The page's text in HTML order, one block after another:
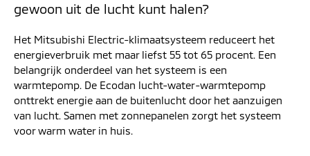
gewoon uit de lucht kunt halen?
Het Mitsubishi Electric-klimaatsysteem reduceert het
energieverbruik met maar liefst 55 tot 65 procent. Een
belangrijk onderdeel van het systeem is een
warmtepomp. De Ecodan lucht-water-warmtepomp
onttrekt energie aan de buitenlucht door het aanzuigen
van lucht. Samen met zonnepanelen zorgt het systeem
voor warm water in huis.